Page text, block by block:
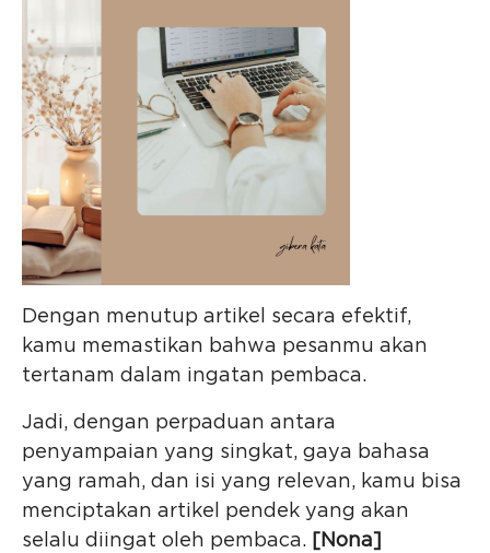
Dengan menutup artikel secara efektif,
kamu memastikan bahwa pesanmu akan
tertanam dalam ingatan pembaca.
Jadi, dengan perpaduan antara
penyampaian yang singkat, gaya bahasa
yang ramah, dan isi yang relevan, kamu bisa
menciptakan artikel pendek yang akan
selalu diingat oleh pembaca. [Nona]